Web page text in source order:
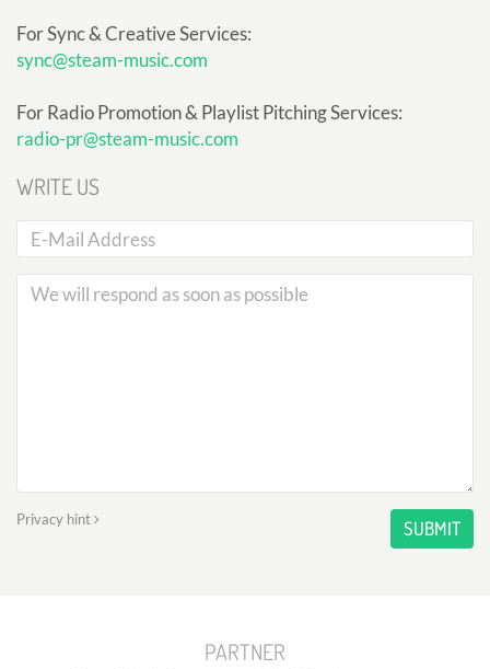
For Sync & Creative Services:
sync@steam-music.com
For Radio Promotion & Playlist Pitching Services:
radio-pr@steam-music.com
WRITE US
Privacy hint SUBMIT
PARTNER